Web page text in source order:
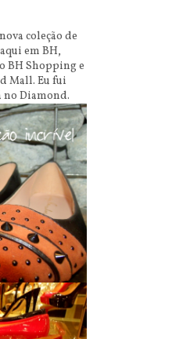
coleção de
em BH,
BH Shopping e
Mall. Eu fui
Diamond.